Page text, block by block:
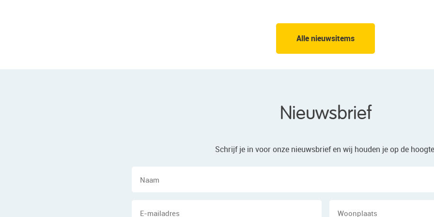
Alle nieuwsitems
Nieuwsbrief
Schrijf je in voor onze nieuwsbrief en wij houden je op de